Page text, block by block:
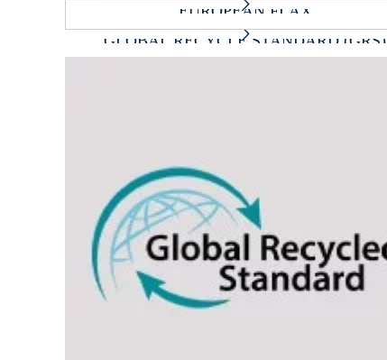
EUROPEAN FLAX
GLOBAL RECYCLE STANDARD (GRS)